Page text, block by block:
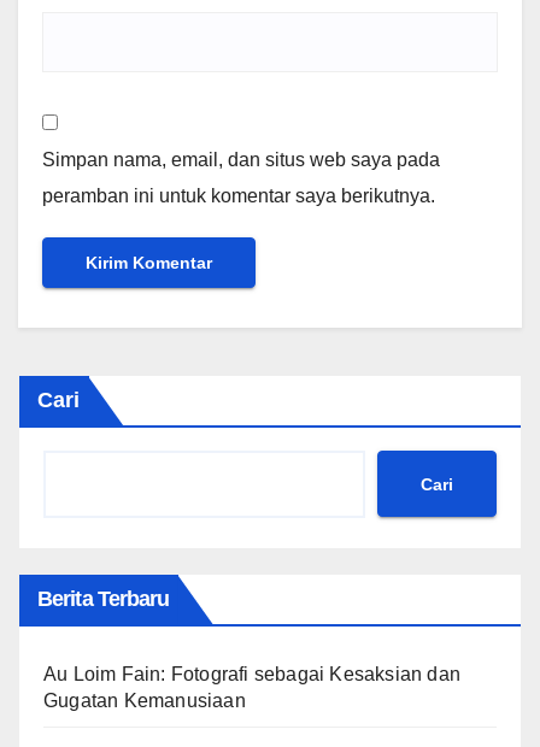
Simpan nama, email, dan situs web saya pada
peramban ini untuk komentar saya berikutnya.
Cari
Cari
Berita Terbaru
Au Loim Fain: Fotografi sebagai Kesaksian dan
Gugatan Kemanusiaan